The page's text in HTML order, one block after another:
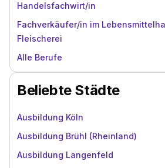
Handelsfachwirt/in
Fachverkäufer/in im
Fleischerei
Alle Berufe
Beliebte Städte
Ausbildung Köln
Ausbildung Brühl (Rheinland)
Ausbildung Langenfeld